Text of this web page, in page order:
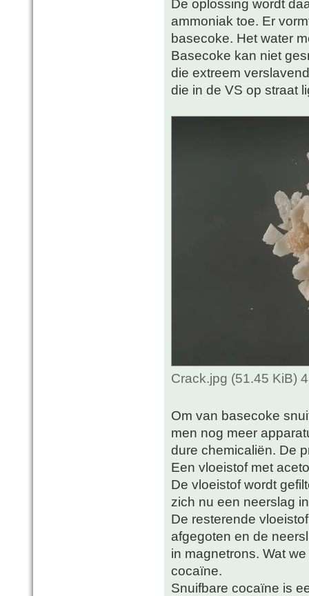
De oplossing wordt
ammoniak toe. Er
basecoke. Het water
Basecoke kan niet
die extreem
die in de VS op straat
Crack.jpg (51.45 KiB)
Om van basecoke
men nog meer
dure chemicaliën. De
Een vloeistof met
De vloeistof wordt
zich nu een neerslag
De resterende
afgegoten en de
in magnetrons. Wat
cocaïne.
Snuifbare cocaïne is